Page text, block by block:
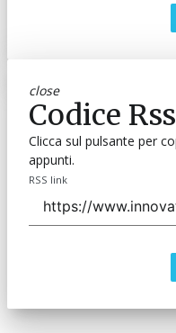
close
Codice Rss
Clicca sul pulsante per
appunti.
RSS link